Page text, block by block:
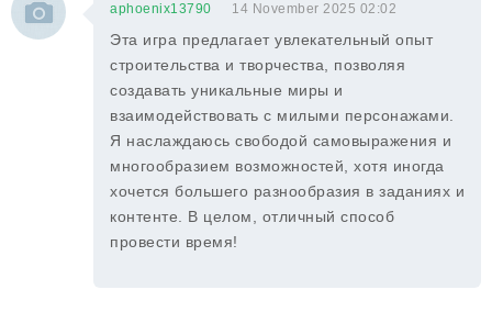
aphoenix13790 14 November 2025 02:02
Эта игра предлагает увлекательный опыт
строительства и творчества, позволяя
создавать уникальные миры и
взаимодействовать с милыми персонажами.
Я наслаждаюсь свободой самовыражения и
многообразием возможностей, хотя иногда
хочется большего разнообразия в заданиях и
контенте. В целом, отличный способ
провести время!